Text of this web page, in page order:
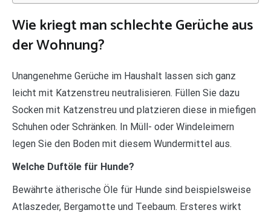
Wie kriegt man schlechte Gerüche aus
der Wohnung?
Unangenehme Gerüche im Haushalt lassen sich ganz
leicht mit Katzenstreu neutralisieren. Füllen Sie dazu
Socken mit Katzenstreu und platzieren diese in miefigen
Schuhen oder Schränken. In Müll- oder Windeleimern
legen Sie den Boden mit diesem Wundermittel aus.
Welche Duftöle für Hunde?
Bewährte ätherische Öle für Hunde sind beispielsweise
Atlaszeder, Bergamotte und Teebaum. Ersteres wirkt